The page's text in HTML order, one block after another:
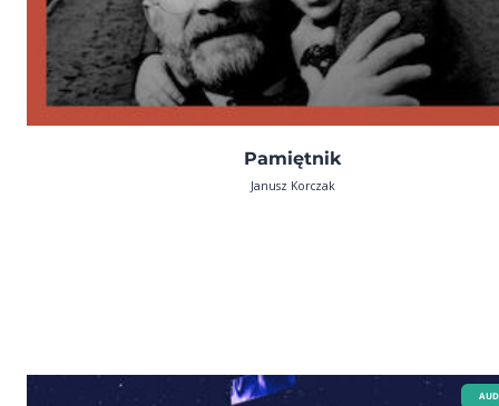
Pamiętnik
Janusz Korczak